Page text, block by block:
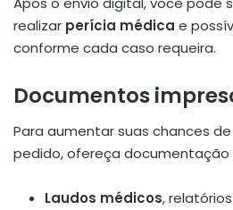
realizar perícia médica e
conforme cada caso requeira.
Documentos
Para aumentar suas chances
pedido, ofereça
Laudos médicos,